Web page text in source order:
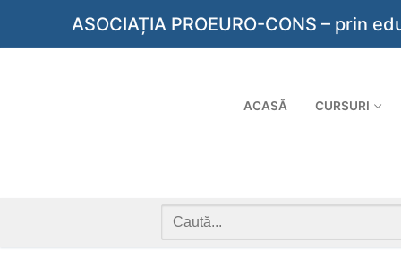
ASOCIAȚIA PROEURO-CONS – prin
ACASĂ CURSURI
Caută